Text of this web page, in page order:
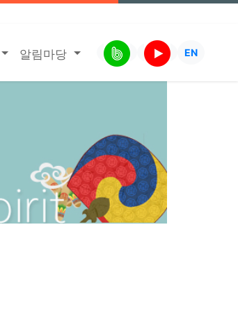
알림마당 EN